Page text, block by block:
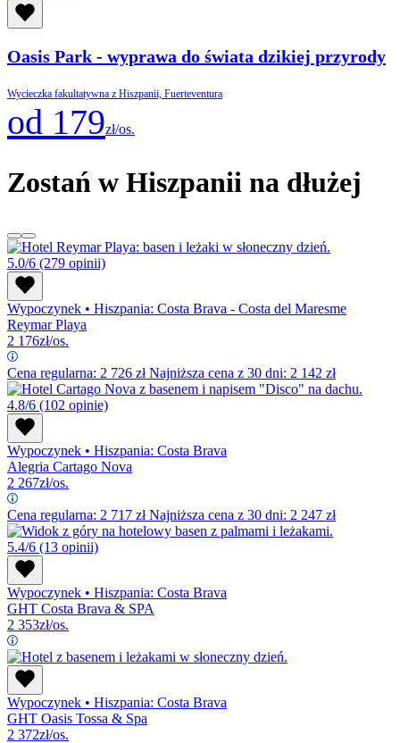
Oasis Park - wyprawa do świata dzikiej przyrody
Wycieczka fakultatywna z Hiszpanii, Fuerteventura
od 179zł/os.
Zostań w Hiszpanii na dłużej
5.0/6 (279 opinii)
Wypoczynek • Hiszpania: Costa Brava - Costa del Maresme
Reymar Playa
2 176zł/os.
Cena regularna: 2 726 złNajniższa cena z 30 dni: 2 142 zł
4.8/6 (102 opinie)
Wypoczynek • Hiszpania: Costa Brava
Alegria Cartago Nova
2 267zł/os.
Cena regularna: 2 717 złNajniższa cena z 30 dni: 2 247 zł
5.4/6 (13 opinii)
Wypoczynek • Hiszpania: Costa Brava
GHT Costa Brava & SPA
2 353zł/os.
Wypoczynek • Hiszpania: Costa Brava
GHT Oasis Tossa & Spa
2 372zł/os.